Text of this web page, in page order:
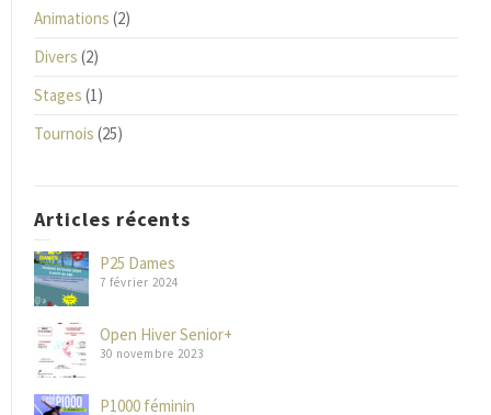
Animations (2)
Divers (2)
Stages (1)
Tournois (25)
Articles récents
P25 Dames
7 février 2024
Open Hiver Senior+
30 novembre 2023
P1000 féminin